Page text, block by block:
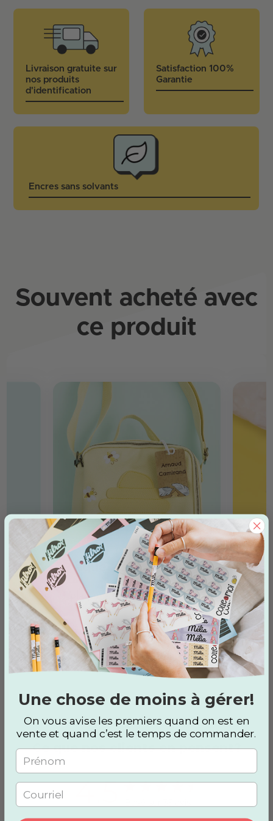
Livraison gratuite sur
nos produits
d'identification
Satisfaction 100%
Garantie
Encres sans solvants
Souvent acheté avec
ce produit
$ Plaque à sac
8,00 $
1 plaque à sac
56
Ce que nos clients en pensent?
4.5
Une chose de moins à gérer!
On vous avise les premiers quand on est en
vente et quand c’est le temps de commander.